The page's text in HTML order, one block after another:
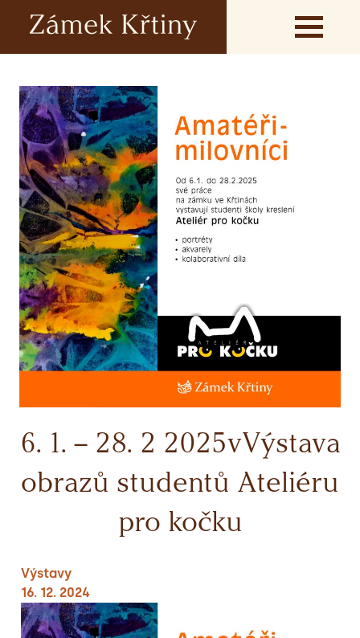
6. 1. – 28. 2 2025vVýstava
obrazů studentů Ateliéru
pro kočku
Výstavy
16. 12. 2024